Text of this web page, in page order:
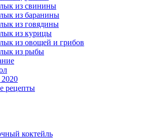
из свинины
из баранины
из говядины
из курицы
из овощей и грибов
из рыбы
рецепты
коктейль